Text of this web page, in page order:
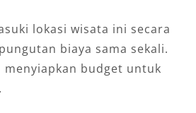
lokasi wisata ini secara
biaya sama sekali.
menyiapkan budget untuk